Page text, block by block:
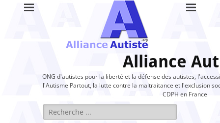
Alliance
ONG d'autistes pour la liberté et la défense des autistes,
l'Autisme Partout, la lutte contre la maltraitance et l'exclusion
CDPH en France
Rechercher :